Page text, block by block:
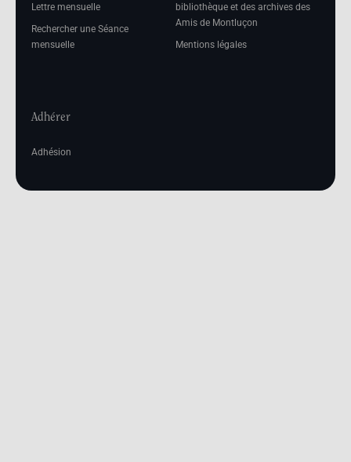
Lettre mensuelle
Rechercher une Séance
mensuelle
bibliothèque et des archives des
Amis de Montluçon
Mentions légales
Adhérer
Adhésion